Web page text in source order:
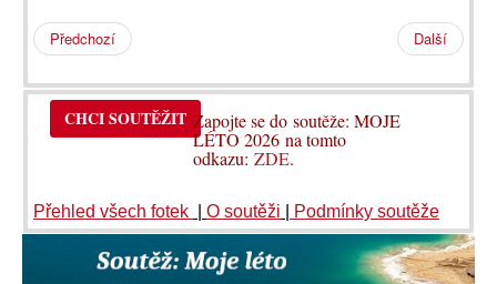
Předchozí Další
CHCI SOUTĚŽIT Zapojte se do soutěže: MOJE
LÉTO 2026 na tomto
odkazu:ZDE.
Přehled všech fotek O soutěži Podmínky soutěže